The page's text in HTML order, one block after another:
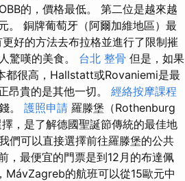
的，價格最低。 第二位是越來越
。 銅牌葡萄牙（阿爾加維地區）最
好的方法去布拉格並進行了限制摧
驚嘆的美食。 台北 整骨 但是，如果
都很高，Hallstatt或Rovaniemi是最
昂貴的是其他一切。 經絡按摩課程
。 護照申請 羅滕堡（Rothenburg
，是了解德國聖誕節傳統的最佳地
們可以直接選擇前往羅滕堡的公共
，最便宜的門票是到12月的布達佩
MávZagreb的航班可以從15歐元中